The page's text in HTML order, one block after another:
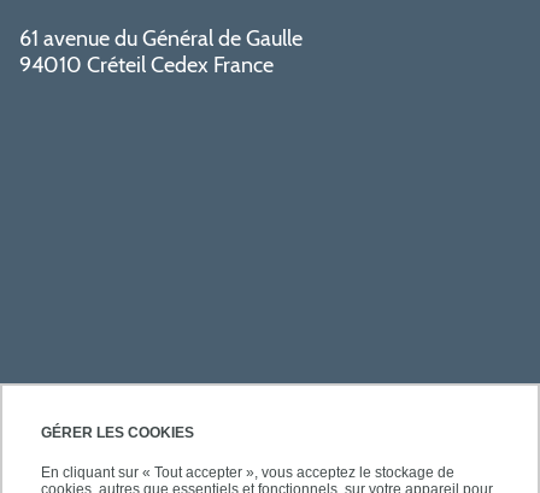
GÉRER LES COOKIES
En cliquant sur « Tout accepter », vous acceptez le stockage de
61 avenue du Général de Gaulle
94010 Créteil Cedex France
PRATIQUE